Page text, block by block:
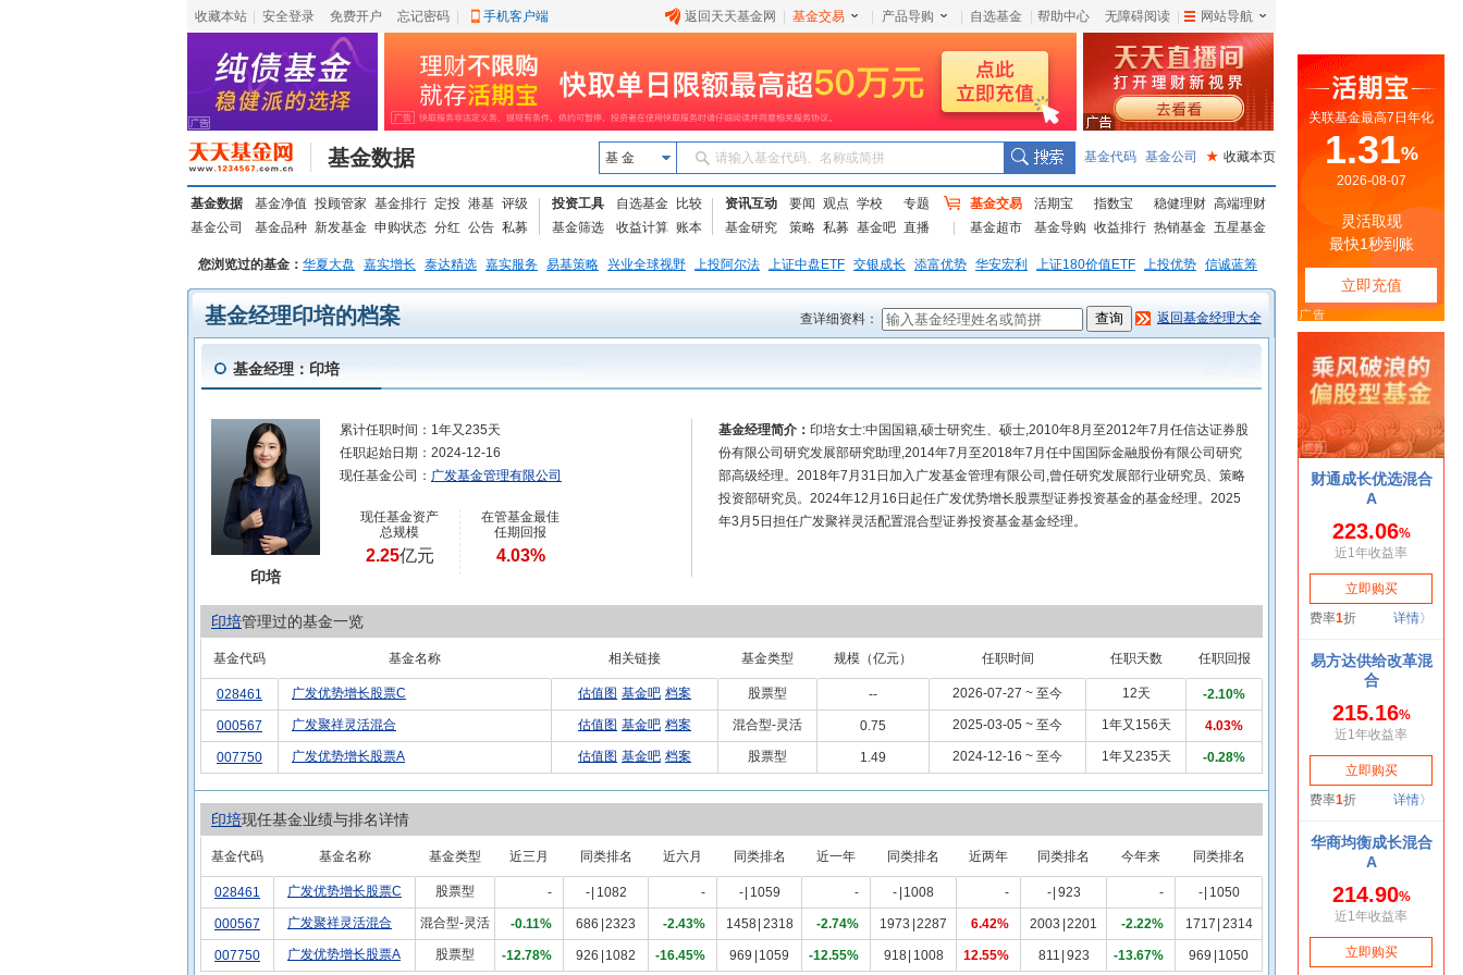
收藏本站 安全登录 免费开户 忘记密码 手机客户端 返回天天基金网 基金交易 产品导购 自选基金 帮助中心 无障碍阅读 网站导航
基金数据 基 金 请输入基金代码、名称或简拼 基金代码 基金公司 ★ 收藏本页
基金数据 基金净值 投顾管家 基金排行 定投 港基 评级
基金公司
基金品种 新发基金 申购状态 分红 公告 私募
投资工具 自选基金
比较
基金筛选
收益计算 账本
资讯互动 要闻 观点 学校
专题
基金研究
策略 私募 基金吧 直播
基金交易 活期宝 指数宝 稳健理财 高端理财
基金超市
基金导购 收益排行 热销基金 五星基金
您浏览过的基金： 华夏大盘 嘉实增长 泰达精选 嘉实服务 易基策略 兴业全球视野 上投阿尔法 上证中盘ETF 交银成长 添富优势 华安宏利 上证180价值ETF 上投优势 信诚蓝筹
基金经理印培的档案 查详细资料： 返回基金经理大全
基金经理：印培
基金经理简介： 印培女士:中国国籍,硕士研究生、硕士,2010年8月至2012年7月任信达证券股
份有限公司研究发展部研究助理,2014年7月至2018年7月任中国国际金融股份有限公司研究
部高级经理。2018年7月31日加入广发基金管理有限公司,曾任研究发展部行业研究员、策略
投资部研究员。2024年12月16日起任广发优势增长股票型证券投资基金的基金经理。2025
年3月5日担任广发聚祥灵活配置混合型证券投资基金基金经理。
印培
累计任职时间： 1年又235天
任职起始日期： 2024-12-16
现任基金公司： 广发基金管理有限公司
现任基金资产
总规模
2.25亿元
在管基金最佳
任期回报
4.03%
印培管理过的基金一览
基金代码 基金名称 相关链接 基金类型 规模（亿元） 任职时间 任职天数 任职回报
028461 广发优势增长股票C 估值图 基金吧 档案 股票型 -- 2026-07-27 ~ 至今 12天 -2.10%
000567 广发聚祥灵活混合 估值图 基金吧 档案 混合型-灵活 0.75 2025-03-05 ~ 至今 1年又156天 4.03%
007750 广发优势增长股票A 估值图 基金吧 档案 股票型 1.49 2024-12-16 ~ 至今 1年又235天 -0.28%
印培现任基金业绩与排名详情
基金代码 基金名称 基金类型 近三月 同类排名 近六月 同类排名 近一年 同类排名 近两年 同类排名 今年来 同类排名
028461 广发优势增长股票C 股票型 - - 1082 - - 1059 - - 1008 - - 923 - - 1050
000567 广发聚祥灵活混合 混合型-灵活 -0.11% 686 2323 -2.43% 1458 2318 -2.74% 1973 2287 6.42% 2003 2201 -2.22% 1717 2314
007750 广发优势增长股票A 股票型 -12.78% 926 1082 -16.45% 969 1059 -12.55% 918 1008 12.55% 811 923 -13.67% 969 1050